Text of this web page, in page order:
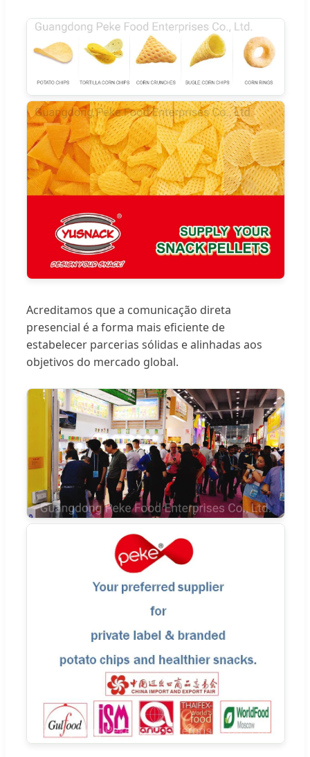
Acreditamos que a comunicação direta
presencial é a forma mais eficiente de
estabelecer parcerias sólidas e alinhadas aos
objetivos do mercado global.